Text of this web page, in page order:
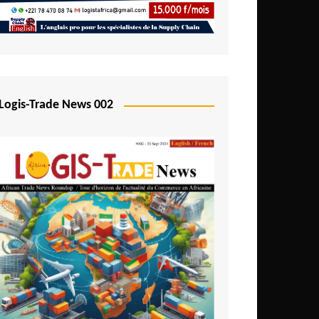
Trade News 002